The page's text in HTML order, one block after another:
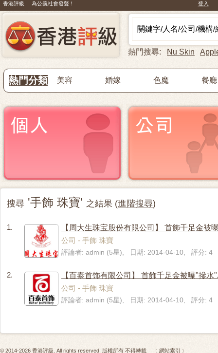
香港評級 為公義社會發聲！ 登入
熱門搜尋: Nu Skin
熱門分類 美容 婚嫁 色魔 餐廳
搜尋 '手飾 珠寶' 之結果 (進階搜尋)
1.
【周大生珠宝股份有限公司】 首飾千足金被
公司 - 手飾 珠寶
評論者: admin (5星), 日期: 2014-04-10, 評分: 4
2.
【百泰首饰有限公司】 首飾千足金被曝"摻水
公司 - 手飾 珠寶
評論者: admin (5星), 日期: 2014-04-10, 評分: 4
© 2014-2026 香港評級. All rights reserved. 版權所有 不得轉載 ﹝網站索引﹞